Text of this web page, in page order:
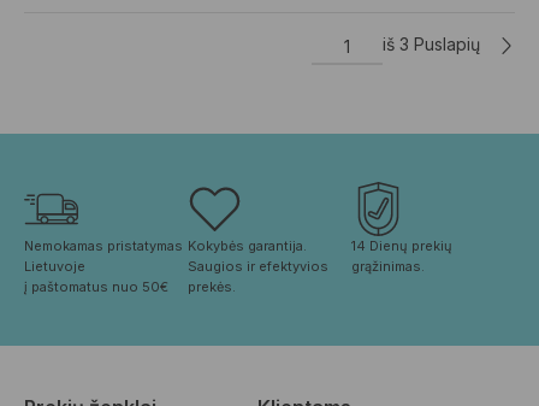
iš 3 Puslapių
Nemokamas pristatymas
Lietuvoje
į paštomatus nuo 50€
Kokybės garantija.
Saugios ir efektyvios
prekės.
14 Dienų prekių
grąžinimas.